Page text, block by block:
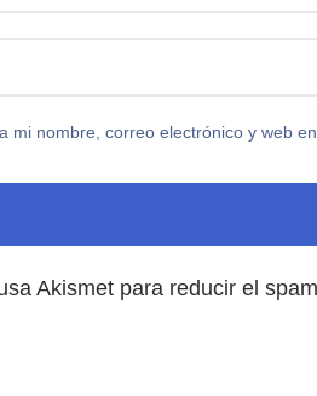
mi nombre, correo electrónico y web
Akismet para reducir el